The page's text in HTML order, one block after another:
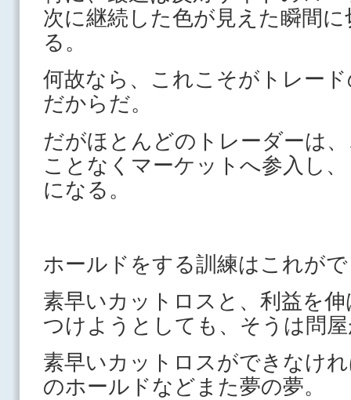
次に継続した色が見えた瞬間
る。
何故なら、これこそがトレー
だからだ。
だがほとんどのトレーダーは
ことなくマーケットへ参入し
になる。
ホールドをする訓練はこれが
素早いカットロスと、利益を
つけようとしても、そうは問
素早いカットロスができなけ
のホールドなどまた夢の夢。